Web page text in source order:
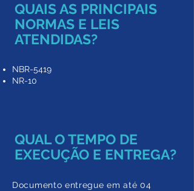
QUAIS AS PRINCIPAIS
NORMAS E LEIS
ATENDIDAS?
NBR-5419
NR-10
QUAL O TEMPO DE
EXECUÇÃO E ENTREGA?
Documento entregue em até 04